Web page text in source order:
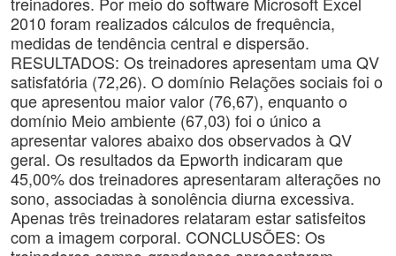
2010 foram realizados cálculos de frequência,
medidas de tendência central e dispersão.
RESULTADOS: Os treinadores apresentam uma QV
satisfatória (72,26). O domínio Relações sociais foi o
que apresentou maior valor (76,67), enquanto o
domínio Meio ambiente (67,03) foi o único a
apresentar valores abaixo dos observados à QV
geral. Os resultados da Epworth indicaram que
45,00% dos treinadores apresentaram alterações no
sono, associadas à sonolência diurna excessiva.
Apenas três treinadores relataram estar satisfeitos
com a imagem corporal. CONCLUSÕES: Os